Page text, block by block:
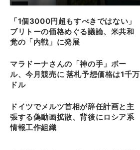
「1個3000円超もすべきではない」
ブリトーの価格めぐる議論、米共和
党の「内戦」に発展
マラドーナさんの「神の手」ボー
ル、今月競売に 落札予想価格は1千万
ドル
ドイツでメルツ首相が辞任計画と主
張する偽動画拡散、背後にロシア系
情報工作組織